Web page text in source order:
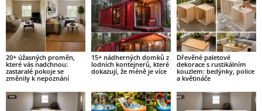
20+ úžasných proměn,
které vás nadchnou:
zastaralé pokoje se
změnily k nepoznání
15+ nádherných domků z
lodních kontejnerů, které
dokazují, že méně je více
Dřevěné paletové
dekorace s rustikálním
kouzlem: bedýnky, police
a květináče